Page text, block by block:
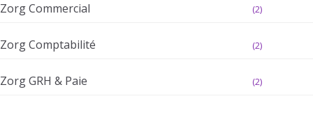
Zorg Commercial (2)
Zorg Comptabilité (2)
Zorg GRH & Paie (2)